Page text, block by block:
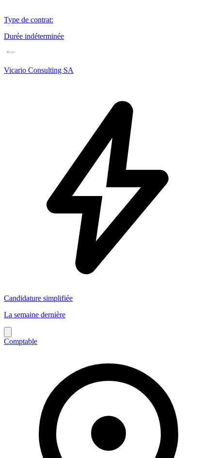
Type de contrat:
Durée indéterminée
Vicario Consulting SA
Candidature simplifiée
La semaine dernière
Comptable